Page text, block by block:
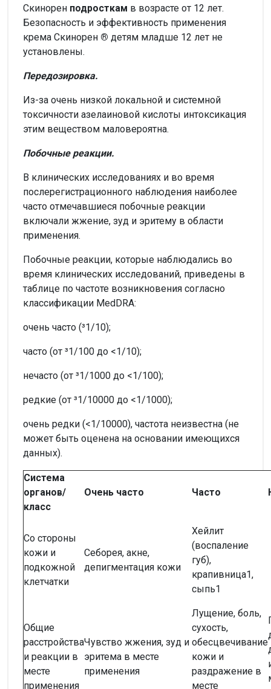
Скинорен подросткам в возрасте от 12 лет.
Безопасность и эффективность применения
крема Скинорен ® детям младше 12 лет не
установлены.
Передозировка.
Из-за очень низкой локальной и системной
токсичности азелаиновой кислоты интоксикация
этим веществом маловероятна.
Побочные реакции.
В клинических исследованиях и во время
послерегистрационного наблюдения наиболее
часто отмечавшиеся побочные реакции
включали жжение, зуд и эритему в области
применения.
Побочные реакции, которые наблюдались во
время клинических исследований, приведены в
таблице по частоте возникновения согласно
классификации MedDRA:
очень часто (³1/10);
часто (от ³1/100 до <1/10);
нечасто (от ³1/1000 до <1/100);
редкие (от ³1/10000 до <1/1000);
очень редки (<1/10000), частота неизвестна (не
может быть оценена на основании имеющихся
данных).
Система
органов/
класс
Очень часто Часто
Со стороны
кожи и
подкожной
клетчатки
Себорея, акне,
депигментация кожи
Хейлит
(воспаление
губ),
крапивница1,
сыпь1
Общие
расстройства
и реакции в
месте
применения
Чувство жжения, зуд и
эритема в месте
применения
Лущение, боль,
сухость,
обесцвечивание
кожи и
раздражение в
месте